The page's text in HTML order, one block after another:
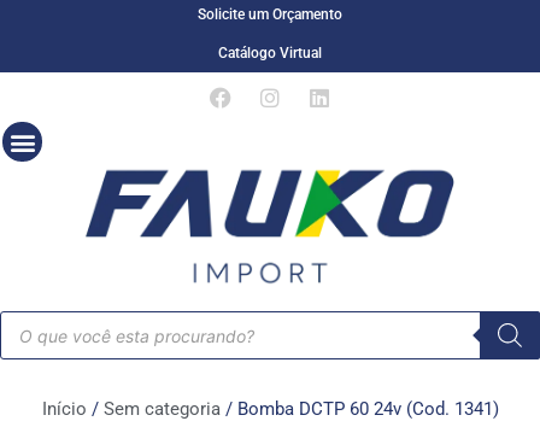
Solicite um Orçamento
Catálogo Virtual
Início / Sem categoria/ Bomba DCTP 60 24v (Cod. 1341)